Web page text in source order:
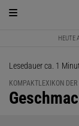
HEUTE
Lesedauer ca. 1
KOMPAKTLEXIKON
: